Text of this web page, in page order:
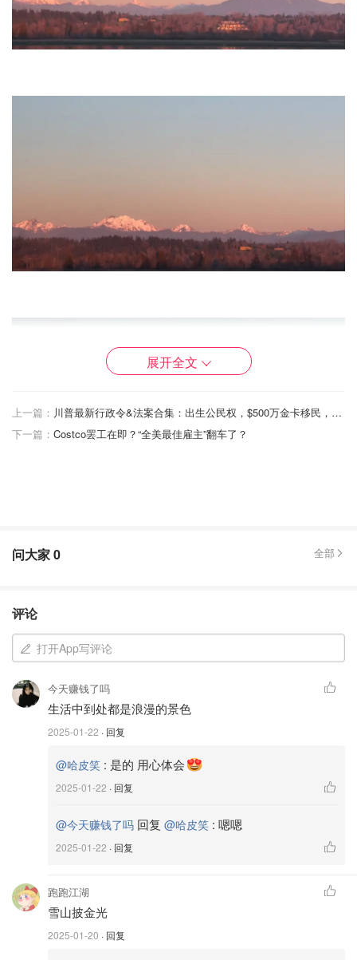
展开全文
上一篇：
川普最新行政令&法案合集：出生公民权，$500万金卡移民，DOGE支票...
下一篇： Costco罢工在即？“全美最佳雇主”翻车了？
问大家0 全部
评论
打开App写评论
今天赚钱了吗
生活中到处都是浪漫的景色
2025-01-22 · 回复
@哈皮笑 : 是的 用心体会
2025-01-22 · 回复
@今天赚钱了吗 回复 @哈皮笑 : 嗯嗯
2025-01-22 · 回复
跑跑江湖
雪山披金光
2025-01-20 · 回复